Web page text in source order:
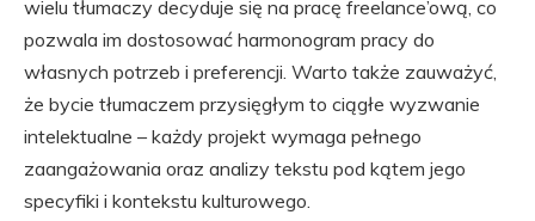
wielu tłumaczy decyduje się na pracę freelance’ową, co
pozwala im dostosować harmonogram pracy do
własnych potrzeb i preferencji. Warto także zauważyć,
że bycie tłumaczem przysięgłym to ciągłe wyzwanie
intelektualne – każdy projekt wymaga pełnego
zaangażowania oraz analizy tekstu pod kątem jego
specyfiki i kontekstu kulturowego.